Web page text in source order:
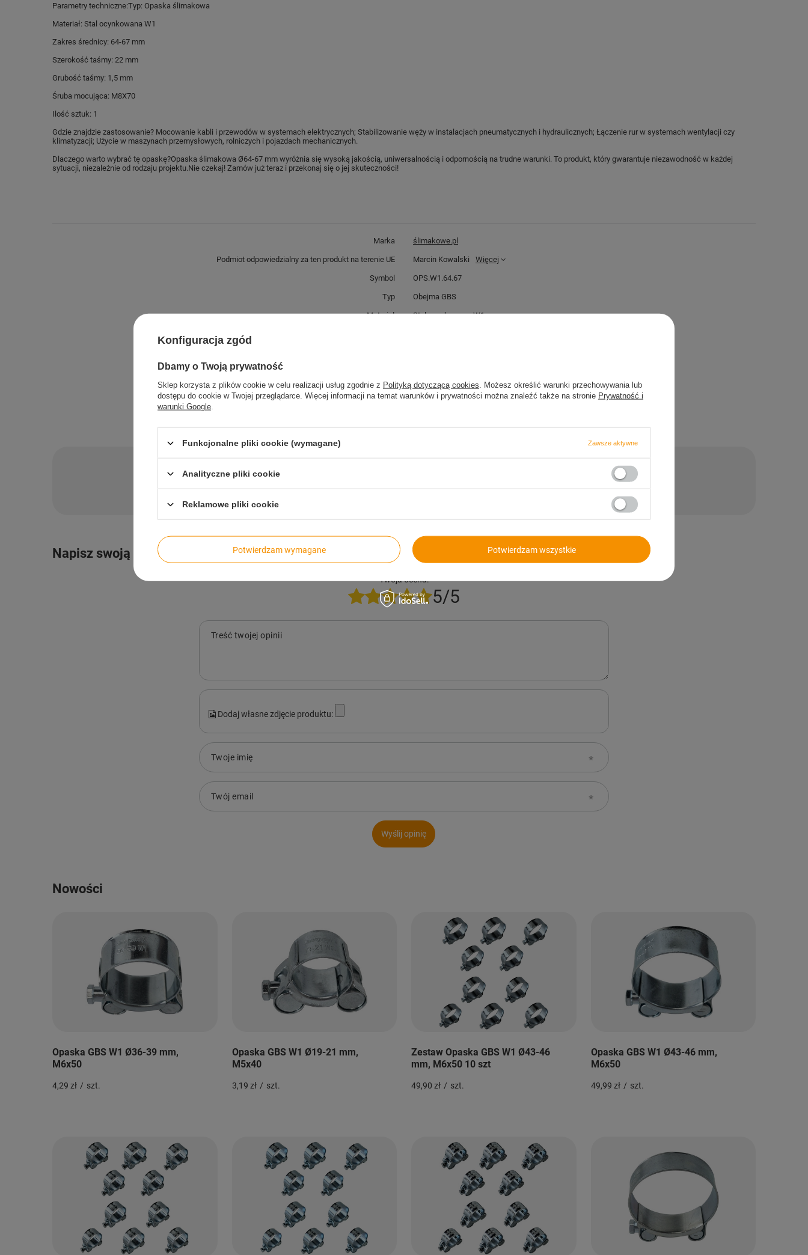
Parametry techniczne:Typ: Opaska ślimakowa
Materiał: Stal ocynkowana W1
Zakres średnicy: 64-67 mm
Szerokość taśmy: 22 mm
Grubość taśmy: 1,5 mm
Śruba mocująca: M8X70
Ilość sztuk: 1
Gdzie znajdzie zastosowanie? Mocowanie kabli i przewodów w systemach elektrycznych; Stabilizowanie węży w instalacjach pneumatycznych i hydraulicznych; Łączenie rur w systemach wentylacji czy
klimatyzacji; Użycie w maszynach przemysłowych, rolniczych i pojazdach mechanicznych.
Dlaczego warto wybrać tę opaskę?Opaska ślimakowa Ø64-67 mm wyróżnia się wysoką jakością, uniwersalnością i odpornością na trudne warunki. To produkt, który gwarantuje niezawodność w każdej
sytuacji, niezależnie od rodzaju projektu.Nie czekaj! Zamów już teraz i przekonaj się o jej skuteczności!
Marka ślimakowe.pl
Podmiot odpowiedzialny za ten produkt na terenie UE Marcin Kowalski Więcej
Symbol OPS.W1.64.67
Typ Obejma GBS
Materiał Stal ocynkowana W1
Śruba M8X70
Potrzebujesz pomocy? Masz pytania?
Napisz swoją opinię
Twoja ocena:
5/5
Treść twojej opinii
Dodaj własne zdjęcie produktu:
Twoje imię
Twój email
Wyślij opinię
Nowości
Opaska GBS W1 Ø36-39 mm,
M6x50
4,29 zł / szt.
Opaska GBS W1 Ø19-21 mm,
M5x40
3,19 zł / szt.
Zestaw Opaska GBS W1 Ø43-46
mm, M6x50 10 szt
49,90 zł / szt.
Opaska GBS W1 Ø43-46 mm,
M6x50
49,99 zł / szt.
Konfiguracja zgód
Dbamy o Twoją prywatność
Sklep korzysta z plików cookie w celu realizacji usług zgodnie z Polityką dotyczącą cookies . Możesz określić warunki przechowywania lub
dostępu do cookie w Twojej przeglądarce. Więcej informacji na temat warunków i prywatności można znaleźć także na stronie Prywatność i
warunki Google
Funkcjonalne pliki cookie (wymagane) Zawsze aktywne
Analityczne pliki cookie
Reklamowe pliki cookie
Potwierdzam wymagane Potwierdzam wszystkie